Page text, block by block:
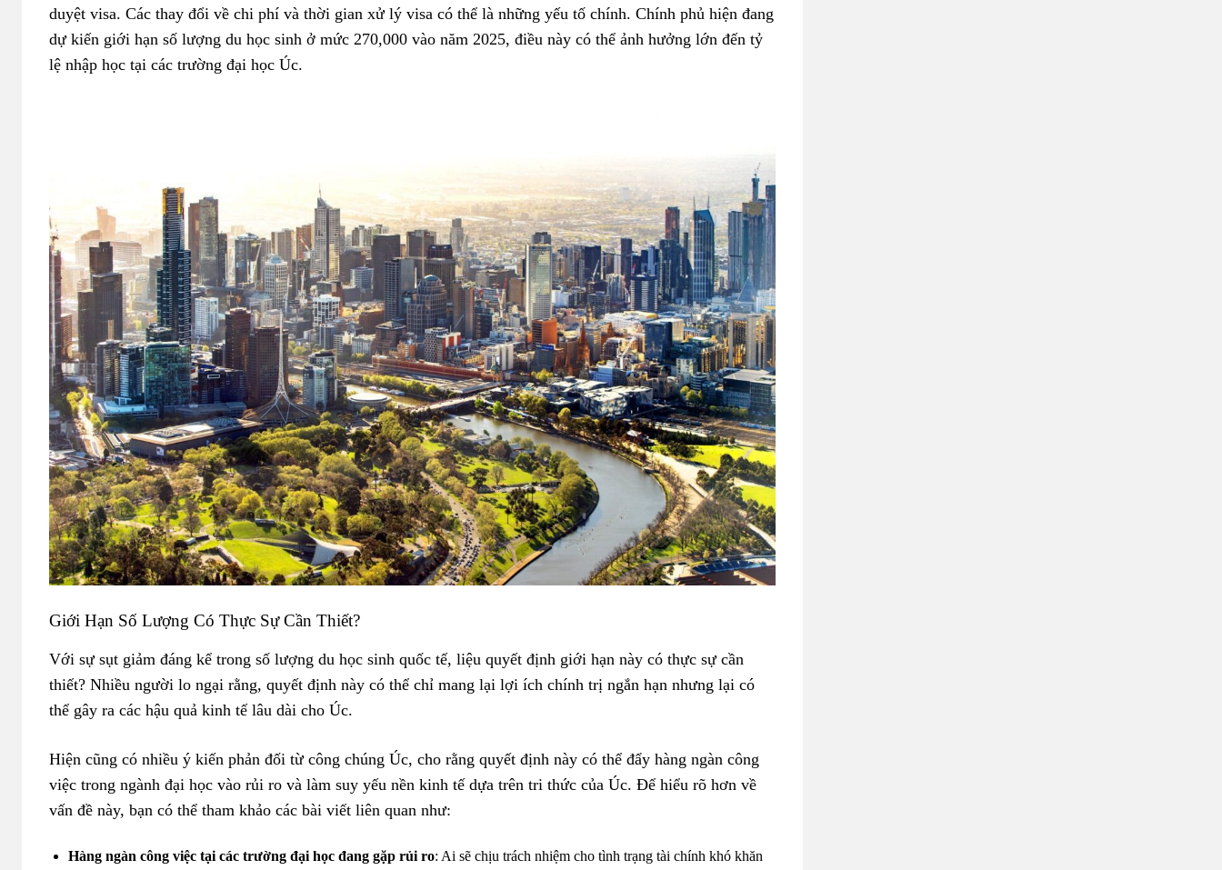
duyệt visa. Các thay đổi về chi phí và thời gian xử lý visa có thể là những yếu tố chính. Chính phủ hiện đang
dự kiến giới hạn số lượng du học sinh ở mức 270,000 vào năm 2025, điều này có thể ảnh hưởng lớn đến tỷ
lệ nhập học tại các trường đại học Úc.
Giới Hạn Số Lượng Có Thực Sự Cần Thiết?
Với sự sụt giảm đáng kể trong số lượng du học sinh quốc tế, liệu quyết định giới hạn này có thực sự cần
thiết? Nhiều người lo ngại rằng, quyết định này có thể chỉ mang lại lợi ích chính trị ngắn hạn nhưng lại có
thể gây ra các hậu quả kinh tế lâu dài cho Úc.
Hiện cũng có nhiều ý kiến phản đối từ công chúng Úc, cho rằng quyết định này có thể đẩy hàng ngàn công
việc trong ngành đại học vào rủi ro và làm suy yếu nền kinh tế dựa trên tri thức của Úc. Để hiểu rõ hơn về
vấn đề này, bạn có thể tham khảo các bài viết liên quan như:
Hàng ngàn công việc tại các trường đại học đang gặp rủi ro: Ai sẽ chịu trách nhiệm cho tình trạng tài chính khó khăn